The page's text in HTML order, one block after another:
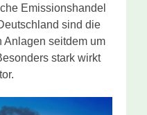
Emissionshandel
sind die
Anlagen seitdem um
stark wirkt